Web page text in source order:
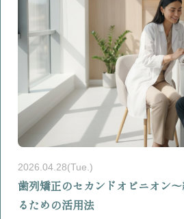
2026.04.28(Tue.)
歯列矯正のセカンドオピニオン
るための活用法